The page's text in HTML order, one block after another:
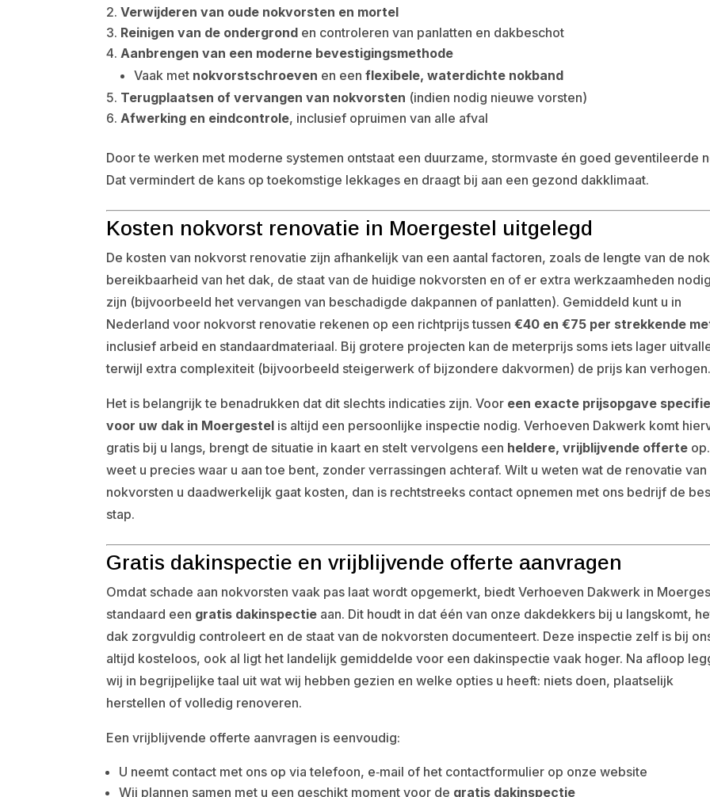
Verwijderen van oude nokvorsten en mortel
Reinigen van de ondergrond en controleren van panlatten en dakbeschot
Aanbrengen van een moderne bevestigingsmethode
Vaak met nokvorstschroeven en eenflexibele, waterdichte nokband
Terugplaatsen of vervangen van nokvorsten (indien nodig nieuwe vorsten)
Afwerking en eindcontrole, inclusief opruimen van alle afval
Door te werken met moderne systemen ontstaat een duurzame, stormvaste én goed geventileerde
Dat vermindert de kans op toekomstige lekkages en draagt bij aan een gezond dakklimaat.
Kosten nokvorst renovatie in Moergestel uitgelegd
De kosten van nokvorst renovatie zijn afhankelijk van een aantal factoren, zoals de lengte van de
bereikbaarheid van het dak, de staat van de huidige nokvorsten en of er extra werkzaamheden nodig
zijn (bijvoorbeeld het vervangen van beschadigde dakpannen of panlatten). Gemiddeld kunt u in
Nederland voor nokvorst renovatie rekenen op een richtprijs tussen€40 en €75 per strekkende
inclusief arbeid en standaardmateriaal. Bij grotere projecten kan de meterprijs soms iets lager
terwijl extra complexiteit (bijvoorbeeld steigerwerk of bijzondere dakvormen) de prijs kan verhogen.
Het is belangrijk te benadrukken dat dit slechts indicaties zijn. Voor een exacte prijsopgave
voor uw dak in Moergestel is altijd een persoonlijke inspectie nodig. Verhoeven Dakwerk komt
gratis bij u langs, brengt de situatie in kaart en stelt vervolgens een heldere, vrijblijvende offerte
weet u precies waar u aan toe bent, zonder verrassingen achteraf. Wilt u weten wat de renovatie van
nokvorsten u daadwerkelijk gaat kosten, dan is rechtstreeks contact opnemen met ons bedrijf de
stap.
Gratis dakinspectie en vrijblijvende offerte aanvragen
Omdat schade aan nokvorsten vaak pas laat wordt opgemerkt, biedt Verhoeven Dakwerk in
standaard een gratis dakinspectie aan. Dit houdt in dat één van onze dakdekkers bij u langskomt,
dak zorgvuldig controleert en de staat van de nokvorsten documenteert. Deze inspectie zelf is bij
altijd kosteloos, ook al ligt het landelijk gemiddelde voor een dakinspectie vaak hoger. Na afloop
wij in begrijpelijke taal uit wat wij hebben gezien en welke opties u heeft: niets doen, plaatselijk
herstellen of volledig renoveren.
Een vrijblijvende offerte aanvragen is eenvoudig:
U neemt contact met ons op via telefoon, e‑mail of het contactformulier op onze website
Wij plannen samen met u een geschikt moment voor de gratis dakinspectie